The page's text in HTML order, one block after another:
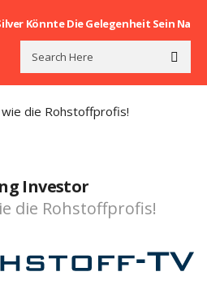
Könnte Die Gelegenheit Sein
Investor
die Rohstoffprofis!